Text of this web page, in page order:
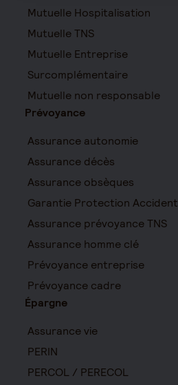
Mutuelle Hospitalisation
Mutuelle TNS
Mutuelle Entreprise
Surcomplémentaire
Mutuelle non responsable
Prévoyance
Assurance autonomie
Assurance décès
Assurance obsèques
Garantie Protection Accident
Assurance prévoyance TNS
Assurance homme clé
Prévoyance entreprise
Prévoyance cadre
Épargne
Assurance vie
PERIN
PERCOL / PERECOL